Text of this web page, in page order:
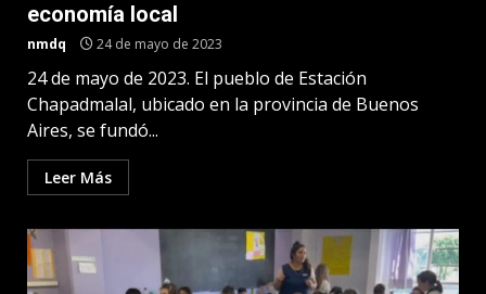
economía local
nmdq 24 de mayo de 2023
24 de mayo de 2023. El pueblo de Estación
Chapadmalal, ubicado en la provincia de Buenos
Aires, se fundó...
Leer Más